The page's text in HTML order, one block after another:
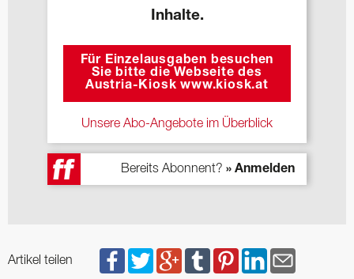
Inhalte.
Für Einzelausgaben besuchen
Sie bitte die Webseite des
Austria-Kiosk www.kiosk.at
Unsere Abo-Angebote im Überblick
Bereits Abonnent? » Anmelden
Artikel teilen